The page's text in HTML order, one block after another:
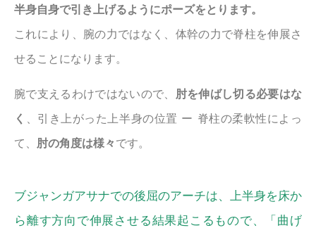
半身自身で引き上げるようにポーズをとります。
これにより、腕の力ではなく、体幹の力で脊柱を伸展さ
せることになります。
腕で支えるわけではないので、 肘を伸ばし切る必要はな
く
、引き上がった上半身の位置 ー 脊柱の柔軟性によっ
て、 肘の角度は様々 です。
ブジャンガアサナでの後屈のアーチは、上半身を床か
ら離す方向で伸展させる結果起こるもので、「曲げ